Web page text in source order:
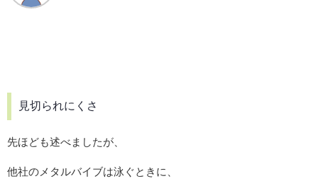
見切られにくさ
先ほども述べましたが、
他社のメタルバイブは泳ぐときに、